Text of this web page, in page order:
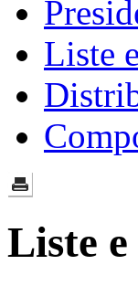
Liste
Liste